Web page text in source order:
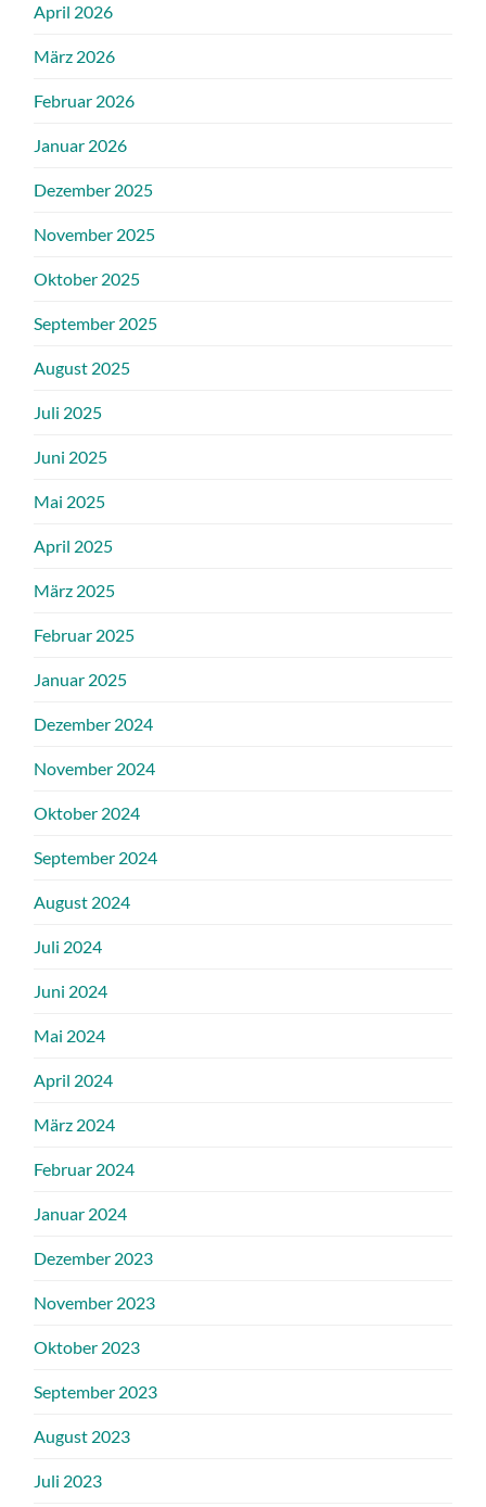
April 2026
März 2026
Februar 2026
Januar 2026
Dezember 2025
November 2025
Oktober 2025
September 2025
August 2025
Juli 2025
Juni 2025
Mai 2025
April 2025
März 2025
Februar 2025
Januar 2025
Dezember 2024
November 2024
Oktober 2024
September 2024
August 2024
Juli 2024
Juni 2024
Mai 2024
April 2024
März 2024
Februar 2024
Januar 2024
Dezember 2023
November 2023
Oktober 2023
September 2023
August 2023
Juli 2023